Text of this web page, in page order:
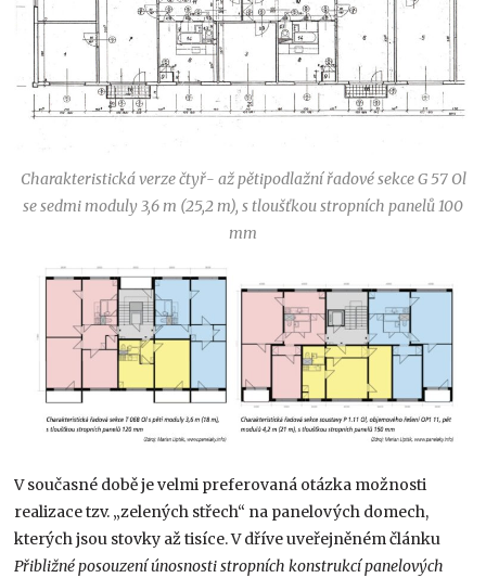
Charakteristická verze čtyř- až pětipodlažní řadové sekce G 57 Ol
se sedmi moduly 3,6 m (25,2 m), s tloušťkou stropních panelů 100
mm
V současné době je velmi preferovaná otázka možnosti
realizace tzv. „zelených střech“ na panelových domech,
kterých jsou stovky až tisíce. V dříve uveřejněném článku
Přibližné posouzení únosnosti stropních konstrukcí panelových